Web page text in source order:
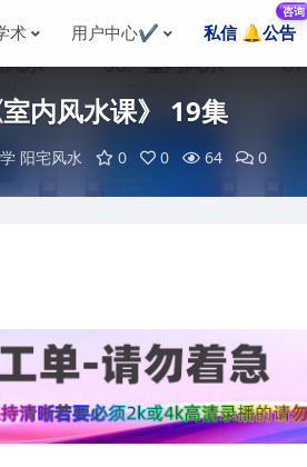
术 用户中心✔️ 私信 🔔公告
咨询
内风水课》 19集
阳宅风水 0 0 64 0